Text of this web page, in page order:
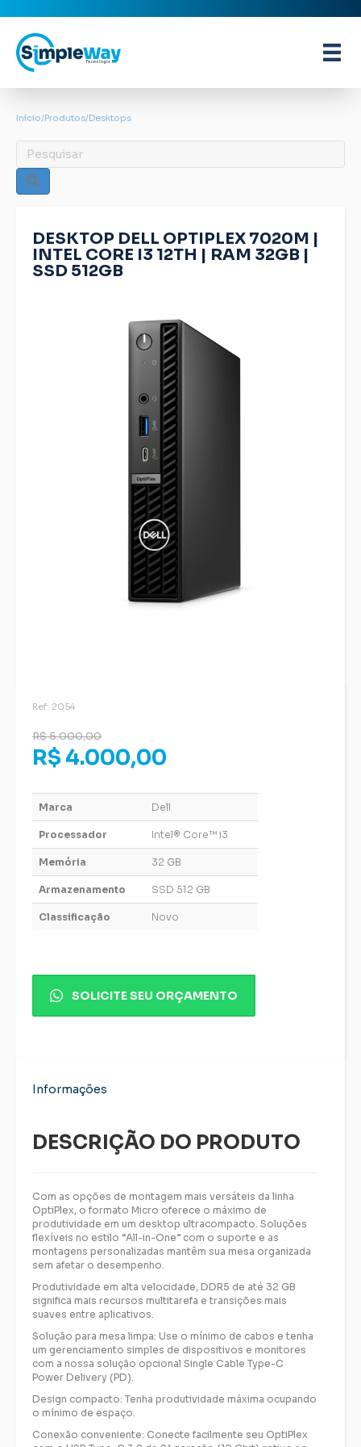
Início/Produtos/Desktops
DESKTOP DELL OPTIPLEX 7020M |
INTEL CORE I3 12TH | RAM 32GB |
SSD 512GB
Ref: 2054
R$ 5.000,00
R$ 4.000,00
Marca Dell
Processador Intel® Core™ i3
Memória 32 GB
Armazenamento SSD 512 GB
Classificação Novo
SOLICITE SEU ORÇAMENTO
Informações
DESCRIÇÃO DO PRODUTO
Com as opções de montagem mais versáteis da linha
OptiPlex, o formato Micro oferece o máximo de
produtividade em um desktop ultracompacto. Soluções
flexíveis no estilo “All-in-One” com o suporte e as
montagens personalizadas mantêm sua mesa organizada
sem afetar o desempenho.
Produtividade em alta velocidade, DDR5 de até 32 GB
significa mais recursos multitarefa e transições mais
suaves entre aplicativos.
Solução para mesa limpa: Use o mínimo de cabos e tenha
um gerenciamento simples de dispositivos e monitores
com a nossa solução opcional Single Cable Type-C
Power Delivery (PD).
Design compacto: Tenha produtividade máxima ocupando
o mínimo de espaço.
Conexão conveniente: Conecte facilmente seu OptiPlex